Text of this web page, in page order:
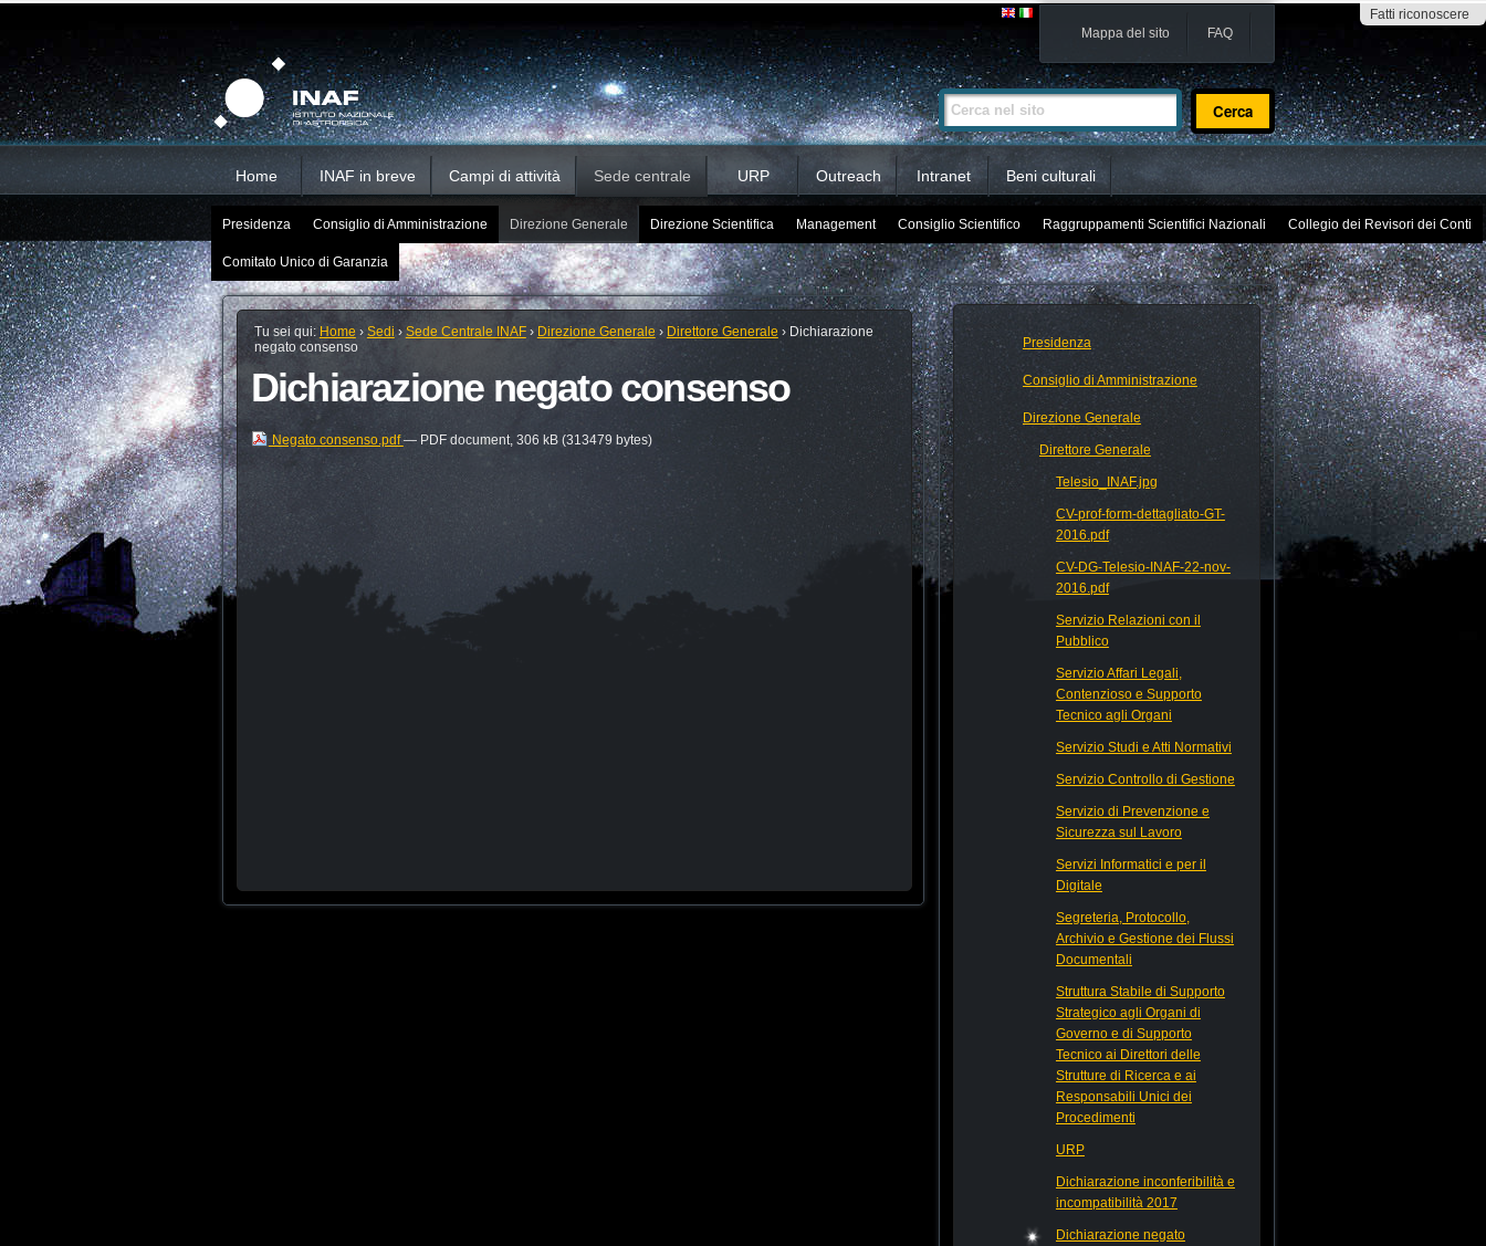
Fatti riconoscere
contenuti.
Salta
alla
navigazione
Mappa del sito FAQ
Cerca nel sito
Ricerca
avanzata…
Home INAF in breve Campi di attività Sede centrale URP Outreach Intranet Beni culturali
Presidenza Consiglio di Amministrazione Direzione Generale Direzione Scientifica Management Consiglio Scientifico Raggruppamenti Scientifici Nazionali Collegio dei Revisori dei Conti
Comitato Unico di Garanzia
Tu sei qui: Home › Sedi › Sede Centrale INAF › Direzione Generale › Direttore Generale › Dichiarazione
negato consenso
Dichiarazione negato consenso
Negato consenso.pdf— PDF document, 306 kB (313479 bytes)
Presidenza
Consiglio di Amministrazione
Direzione Generale
Direttore Generale
Telesio_INAF.jpg
CV-prof-form-dettagliato-GT-
2016.pdf
CV-DG-Telesio-INAF-22-nov-
2016.pdf
Servizio Relazioni con il
Pubblico
Servizio Affari Legali,
Contenzioso e Supporto
Tecnico agli Organi
Servizio Studi e Atti Normativi
Servizio Controllo di Gestione
Servizio di Prevenzione e
Sicurezza sul Lavoro
Servizi Informatici e per il
Digitale
Segreteria, Protocollo,
Archivio e Gestione dei Flussi
Documentali
Struttura Stabile di Supporto
Strategico agli Organi di
Governo e di Supporto
Tecnico ai Direttori delle
Strutture di Ricerca e ai
Responsabili Unici dei
Procedimenti
URP
Dichiarazione inconferibilità e
incompatibilità 2017
Dichiarazione negato